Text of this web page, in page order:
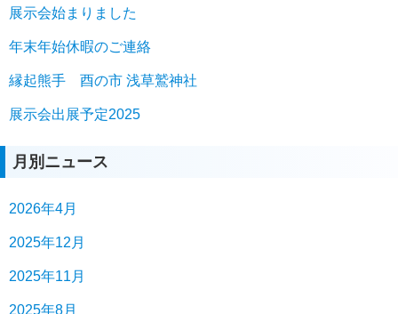
展示会始まりました
年末年始休暇のご連絡
縁起熊手 酉の市 浅草鷲神社
展示会出展予定2025
月別ニュース
2026年4月
2025年12月
2025年11月
2025年8月